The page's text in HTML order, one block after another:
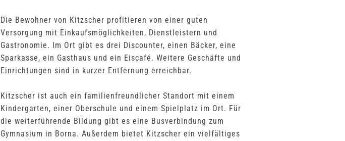
Die Bewohner von Kitzscher profitieren von einer guten
Versorgung mit Einkaufsmöglichkeiten, Dienstleistern und
Gastronomie. Im Ort gibt es drei Discounter, einen Bäcker, eine
Sparkasse, ein Gasthaus und ein Eiscafé. Weitere Geschäfte und
Einrichtungen sind in kurzer Entfernung erreichbar.
Kitzscher ist auch ein familienfreundlicher Standort mit einem
Kindergarten, einer Oberschule und einem Spielplatz im Ort. Für
die weiterführende Bildung gibt es eine Busverbindung zum
Gymnasium in Borna. Außerdem bietet Kitzscher ein vielfältiges